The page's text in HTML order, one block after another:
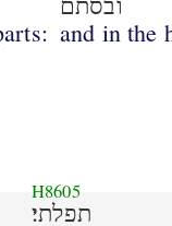
ובסתם
and in the
H8605
תפלתי׃